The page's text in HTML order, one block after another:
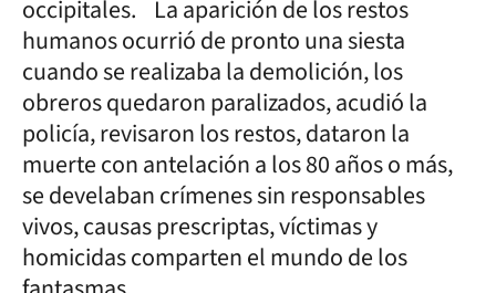
occipitales. La aparición de los restos
humanos ocurrió de pronto una siesta
cuando se realizaba la demolición, los
obreros quedaron paralizados, acudió la
policía, revisaron los restos, dataron la
muerte con antelación a los 80 años o más,
se develaban crímenes sin responsables
vivos, causas prescriptas, víctimas y
homicidas comparten el mundo de los